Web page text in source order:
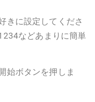
きに設定してくださ
などあまりに簡単
始ボタンを押しま